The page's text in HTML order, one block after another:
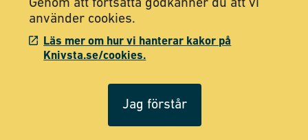
Följ oss på Instagram
Genom att fortsätta godkänner du att vi
använder cookies.
Läs mer om hur vi hanterar kakor på
Knivsta.se/cookies.
Jag förstår